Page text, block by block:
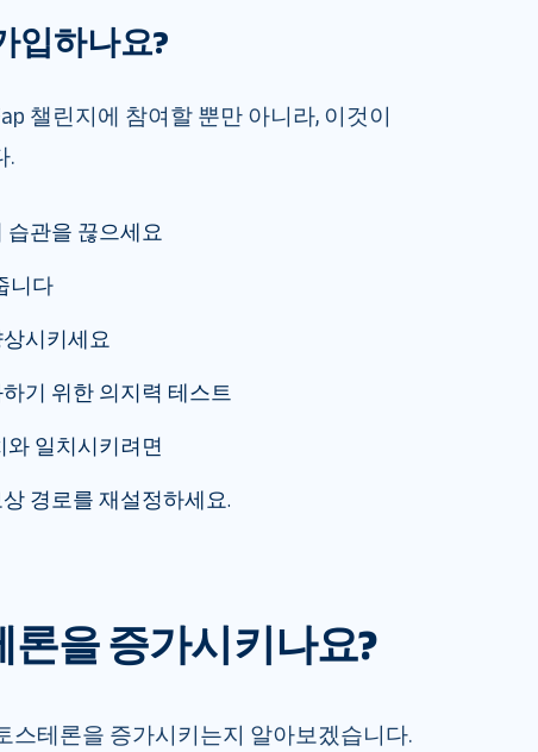
입하나요?
챌린지에 참여할 뿐만 아니라, 이것이
.
습관을 끊으세요
니다
시키세요
기 위한 의지력 테스트
와 일치시키려면
경로를 재설정하세요.
을 증가시키나요?
스테론을 증가시키는지 알아보겠습니다.